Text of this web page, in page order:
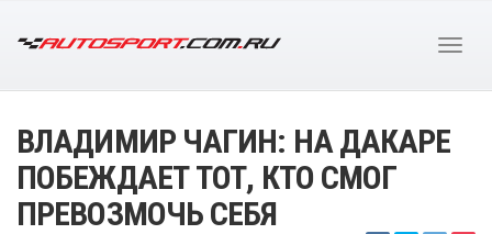
ВЛАДИМИР ЧАГИН: НА ДАКАРЕ
ПОБЕЖДАЕТ ТОТ, КТО СМОГ
ПРЕВОЗМОЧЬ СЕБЯ